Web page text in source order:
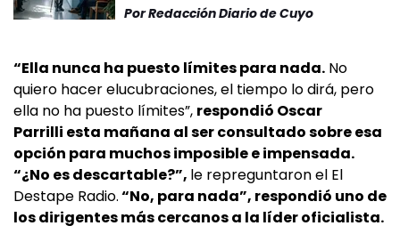
PorRedacción Diario de Cuyo
“Ella nunca ha puesto límites para nada. No
quiero hacer elucubraciones, el tiempo lo dirá, pero
ella no ha puesto límites”, respondió Oscar
Parrilli esta mañana al ser consultado sobre esa
opción para muchos imposible e impensada.
“¿No es descartable?”, le repreguntaron el El
Destape Radio.“No, para nada”, respondió uno de
los dirigentes más cercanos a la líder oficialista.